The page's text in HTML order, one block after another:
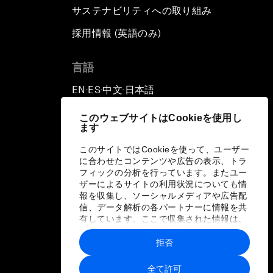
このウェブサイトはCookieを使用し
ます
このサイトではCookieを使って、ユーザー
に合わせたコンテンツや広告の表示、トラ
フィックの分析を行っています。またユー
ザーによるサイトの利用状況についても情
報を収集し、ソーシャルメディアや広告配
信、データ解析の各パートナーに情報を共
有しています。ここで収集された情報は、
ユーザーが各パートナーに提供した他の情
報や各パートナーのサービスを使用した際
に収集された情報と組み合わされ、各パー
トナーによって使用されることがありま
全て許可
拒否
サステナビリティへの取り組み
採用情報 (英語のみ)
言語
EN ▪ ES▪中文▪ 日本語